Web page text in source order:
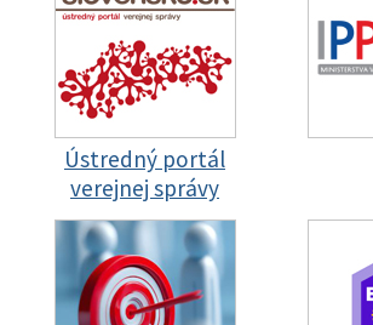
Ústredný portál
verejnej správy